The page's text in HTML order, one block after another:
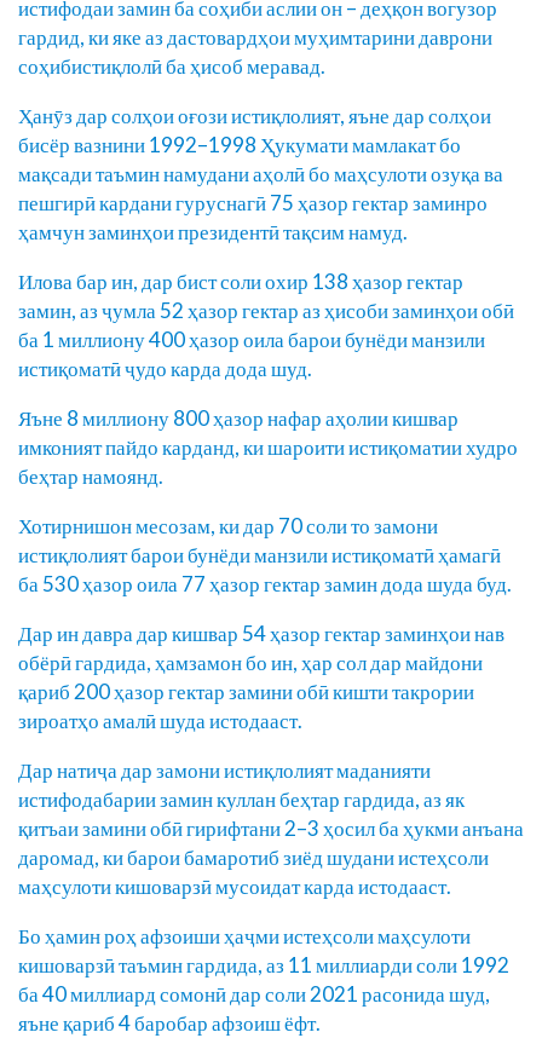
истифодаи замин ба соҳиби аслии он – деҳқон вогузор
гардид, ки яке аз дастовардҳои муҳимтарини даврони
соҳибистиқлолӣ ба ҳисоб меравад.
Ҳанӯз дар солҳои оғози истиқлолият, яъне дар солҳои
бисёр вазнини 1992–1998 Ҳукумати мамлакат бо
мақсади таъмин намудани аҳолӣ бо маҳсулоти озуқа ва
пешгирӣ кардани гуруснагӣ 75 ҳазор гектар заминро
ҳамчун заминҳои президентӣ тақсим намуд.
Илова бар ин, дар бист соли охир 138 ҳазор гектар
замин, аз ҷумла 52 ҳазор гектар аз ҳисоби заминҳои обӣ
ба 1 миллиону 400 ҳазор оила барои бунёди манзили
истиқоматӣ ҷудо карда дода шуд.
Яъне 8 миллиону 800 ҳазор нафар аҳолии кишвар
имконият пайдо карданд, ки шароити истиқоматии худро
беҳтар намоянд.
Хотирнишон месозам, ки дар 70 соли то замони
истиқлолият барои бунёди манзили истиқоматӣ ҳамагӣ
ба 530 ҳазор оила 77 ҳазор гектар замин дода шуда буд.
Дар ин давра дар кишвар 54 ҳазор гектар заминҳои нав
обёрӣ гардида, ҳамзамон бо ин, ҳар сол дар майдони
қариб 200 ҳазор гектар замини обӣ кишти такрории
зироатҳо амалӣ шуда истодааст.
Дар натиҷа дар замони истиқлолият маданияти
истифодабарии замин куллан беҳтар гардида, аз як
қитъаи замини обӣ гирифтани 2–3 ҳосил ба ҳукми анъана
даромад, ки барои бамаротиб зиёд шудани истеҳсоли
маҳсулоти кишоварзӣ мусоидат карда истодааст.
Бо ҳамин роҳ афзоиши ҳаҷми истеҳсоли маҳсулоти
кишоварзӣ таъмин гардида, аз 11 миллиарди соли 1992
ба 40 миллиард сомонӣ дар соли 2021 расонида шуд,
яъне қариб 4 баробар афзоиш ёфт.